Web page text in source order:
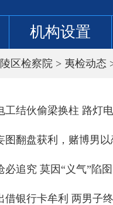
机构设置
区检察院 > 夷检动态
工结伙偷梁换柱 路灯
图翻盘获利，赌博男
必追究 莫因“义气”陷囹
借银行卡牟利 两男子